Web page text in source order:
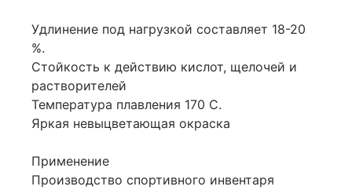
Удлинение под нагрузкой составляет 18-20
%.
Стойкость к действию кислот, щелочей и
растворителей
Температура плавления 170 С.
Яркая невыцветающая окраска
Применение
Производство спортивного инвентаря